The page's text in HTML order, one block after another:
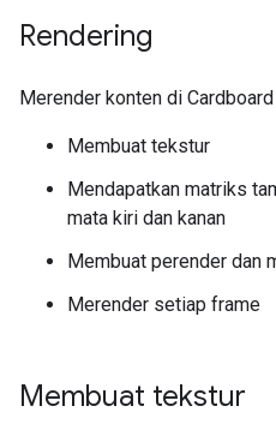
Rendering
Merender konten di
Membuat tekstur
Mendapatkan matriks
mata kiri dan kanan
Membuat perender dan
Merender setiap frame
Membuat tekstur